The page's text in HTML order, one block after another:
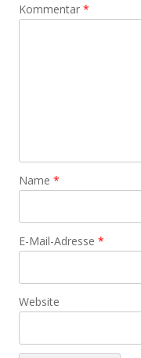
Kommentar *
Name *
E-Mail-Adresse *
Website